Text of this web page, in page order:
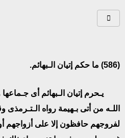
(
586
) ما حكم إتيان الـبهائم.
يـحرم إتيان الـبهائم أى
اللـه من أتى بـهيمة رواه الـتـرمذى
لفروجهم حافظون إلا على أزواجهم